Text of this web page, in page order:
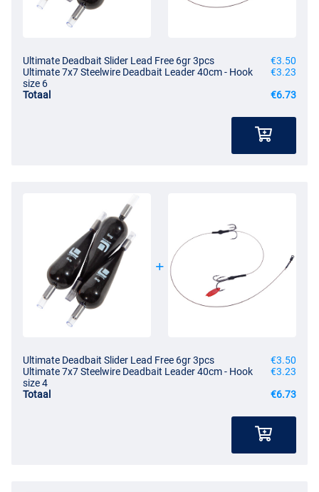
Ultimate Deadbait Slider Lead Free 6gr 3pcs
€3.50
Ultimate 7x7 Steelwire Deadbait Leader 40cm - Hook
size 6
€3.23
Totaal
€6.73
Ultimate Deadbait Slider Lead Free 6gr 3pcs
€3.50
Ultimate 7x7 Steelwire Deadbait Leader 40cm - Hook
size 4
€3.23
Totaal
€6.73